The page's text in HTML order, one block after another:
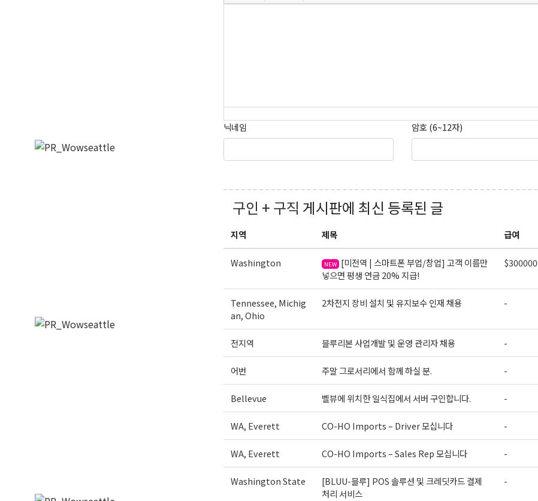
닉네임 암호 (6~12자)
구인 + 구직 게시판에 최신 등록된 글
지역 제목 급여
Washington NEW [미전역 | 스마트폰 부업/창업] 고객 이름만
넣으면 평생 연금 20% 지급!
$300000
Tennessee, Michig
an, Ohio
2차전지 장비 설치 및 유지보수 인재 채용 -
전지역 블루리본 사업개발 및 운영 관리자 채용 -
어번 주말 그로서리에서 함께 하실 분. -
Bellevue 벨뷰에 위치한 일식집에서 서버 구인합니다. -
WA, Everett CO-HO Imports – Driver 모십니다 -
WA, Everett CO-HO Imports – Sales Rep 모십니다 -
Washington State
[BLUU-블루] POS 솔루션 및 크레딧카드 결제
처리 서비스
-